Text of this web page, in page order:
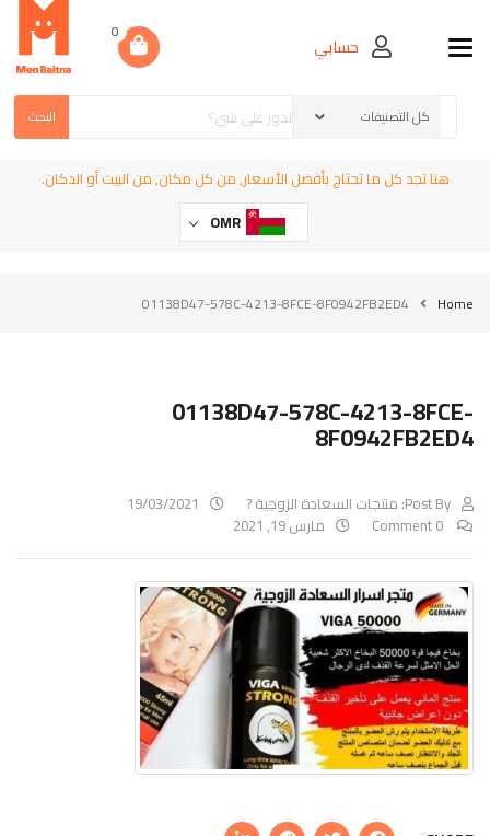
Toggle navigationحسابي
0
البحث
هنا تجد كل ما تحتاج بأفضل الأسعار, من كل مكان, من البيت أو الدكان.
OMR
Home
01138D47-578C-4213-8FCE-8F0942FB2ED4
01138D47-578C-4213-8FCE-
8F0942FB2ED4
Post By: منتجات السعادة الزوجية ?
19/03/2021
مارس 19, 2021